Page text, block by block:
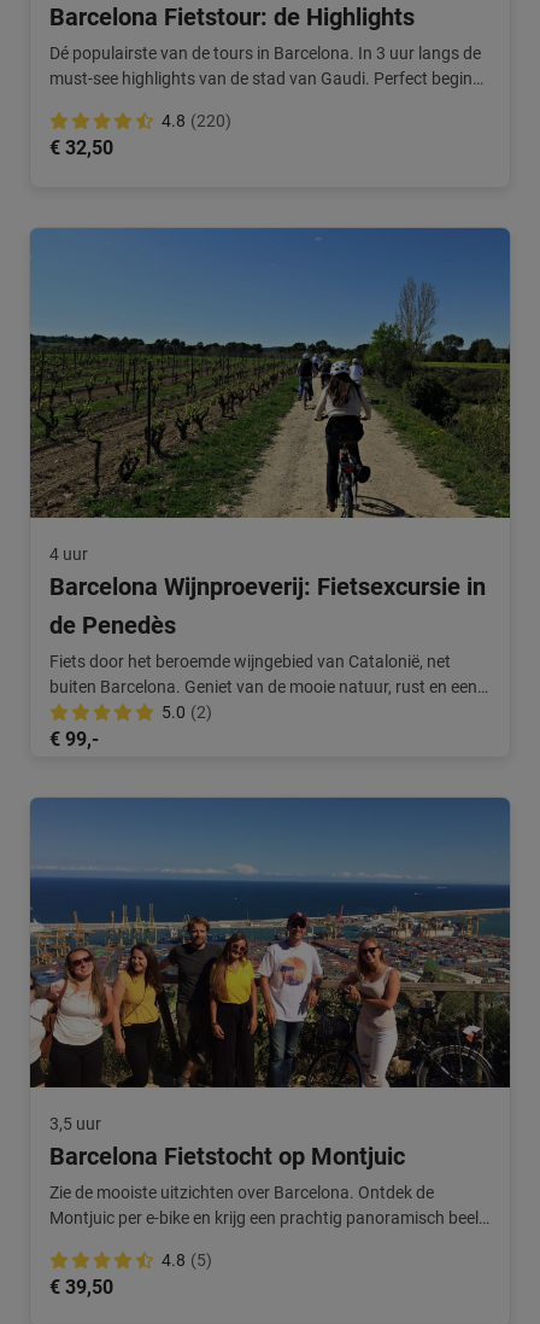
Barcelona Fietstour: de Highlights
Dé populairste van de tours in Barcelona. In 3 uur langs de
must-see highlights van de stad van Gaudi. Perfect begin
4.8 (220)
€ 32,50
4 uur
Barcelona Wijnproeverij: Fietsexcursie in
de Penedès
Fiets door het beroemde wijngebied van Catalonië, net
buiten Barcelona. Geniet van de mooie natuur, rust en een
wijnproeverij.
5.0 (2)
€ 99,-
3,5 uur
Barcelona Fietstocht op Montjuic
Zie de mooiste uitzichten over Barcelona. Ontdek de
Montjuic per e-bike en krijg een prachtig panoramisch beeld
4.8 (5)
€ 39,50